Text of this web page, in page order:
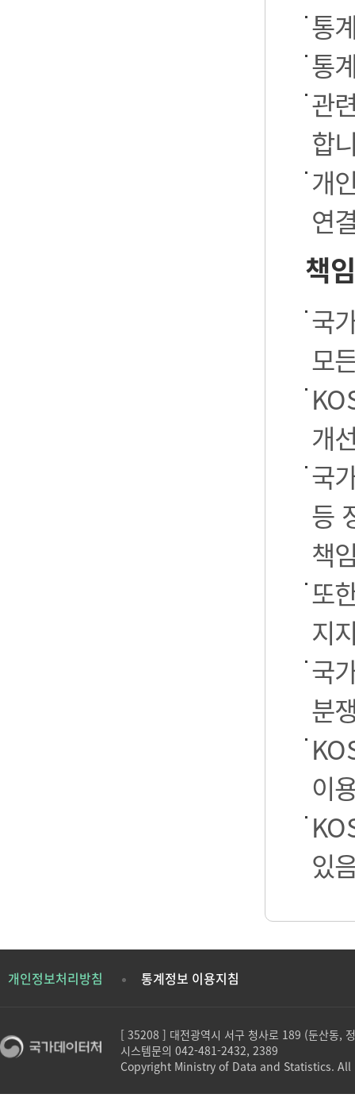
통
통
관
합
개
연
책
국
모
개
국
등
책
또
지
국
분
이
있
개인정보처리방침 통계정보 이용지침
[ 35208 ] 대전광역시 서구 청사로 189 (둔산동,
시스템문의 042-481-2432, 2389
Copyright Ministry of Data and Statistics.